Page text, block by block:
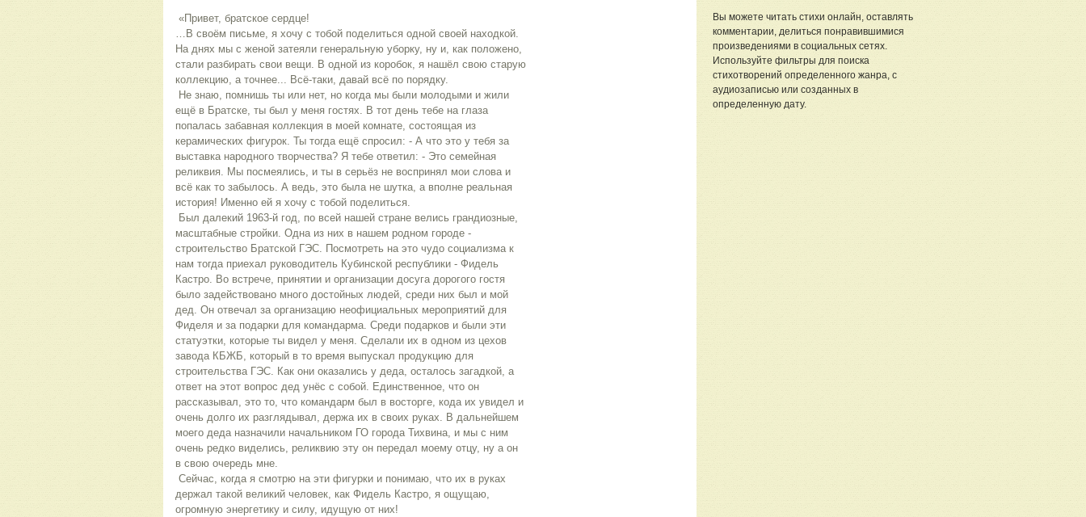
«Привет, братское сердце!
…В своём письме, я хочу с тобой поделиться одной своей находкой.
На днях мы с женой затеяли генеральную уборку, ну и, как положено,
стали разбирать свои вещи. В одной из коробок, я нашёл свою старую
коллекцию, а точнее... Всё-таки, давай всё по порядку.
ещё в Братске, ты был у меня гостях. В тот день тебе на глаза
попалась забавная коллекция в моей комнате, состоящая из
керамических фигурок. Ты тогда ещё спросил: - А что это у тебя за
выставка народного творчества? Я тебе ответил: - Это семейная
реликвия. Мы посмеялись, и ты в серьёз не воспринял мои слова и
всё как то забылось. А ведь, это была не шутка, а вполне реальная
история! Именно ей я хочу с тобой поделиться.
масштабные стройки. Одна из них в нашем родном городе -
строительство Братской ГЭС. Посмотреть на это чудо социализма к
нам тогда приехал руководитель Кубинской республики - Фидель
Кастро. Во встрече, принятии и организации досуга дорогого гостя
было задействовано много достойных людей, среди них был и мой
дед. Он отвечал за организацию неофициальных мероприятий для
Фиделя и за подарки для командарма. Среди подарков и были эти
статуэтки, которые ты видел у меня. Сделали их в одном из цехов
завода КБЖБ, который в то время выпускал продукцию для
строительства ГЭС. Как они оказались у деда, осталось загадкой, а
ответ на этот вопрос дед унёс с собой. Единственное, что он
рассказывал, это то, что командарм был в восторге, кода их увидел и
очень долго их разглядывал, держа их в своих руках. В дальнейшем
моего деда назначили начальником ГО города Тихвина, и мы с ним
очень редко виделись, реликвию эту он передал моему отцу, ну а он
в свою очередь мне.
держал такой великий человек, как Фидель Кастро, я ощущаю,
огромную энергетику и силу, идущую от них!
Вы можете читать стихи онлайн, оставлять
комментарии, делиться понравившимися
произведениями в социальных сетях.
Используйте фильтры для поиска
стихотворений определенного жанра, с
аудиозаписью или созданных в
определенную дату.